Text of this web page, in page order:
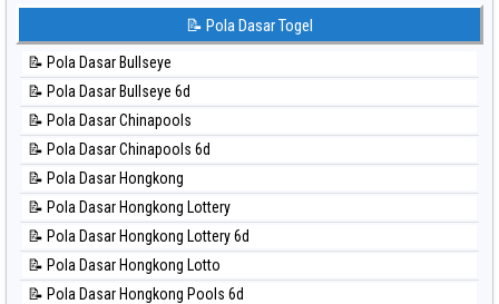
⚽ Bola Hitam Taiwan
📊 Statistik Kuda Lari
📊 Statistik Magnum Cambodia
📊 Statistik Nagoya
📊 Statistik New York Midday
📊 Statistik North Carolina Day
📊 Statistik Pcso
📊 Statistik Pennsylvania Day
📊 Statistik Sao Paulo
📊 Statistik Singapore
📝 Pola Dasar Togel
📝 Pola Dasar Bullseye
📝 Pola Dasar Bullseye 6d
📝 Pola Dasar Chinapools
📝 Pola Dasar Chinapools 6d
📝 Pola Dasar Hongkong
📝 Pola Dasar Hongkong Lottery
📝 Pola Dasar Hongkong Lottery 6d
📝 Pola Dasar Hongkong Lotto
📝 Pola Dasar Hongkong Pools 6d